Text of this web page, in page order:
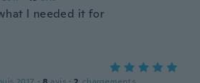
I needed it for